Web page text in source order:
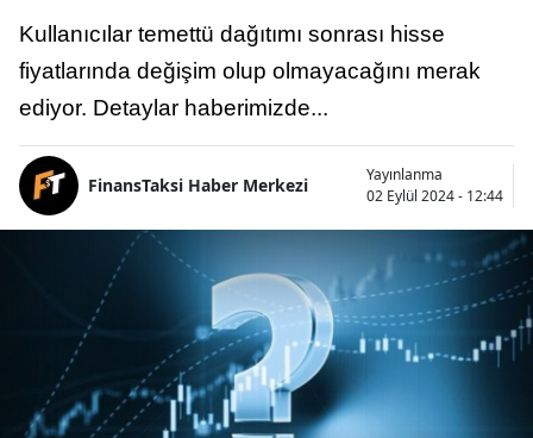
Kullanıcılar temettü dağıtımı sonrası hisse
fiyatlarında değişim olup olmayacağını merak
ediyor. Detaylar haberimizde...
FinansTaksi Haber Merkezi
Yayınlanma
02 Eylül 2024 - 12:44